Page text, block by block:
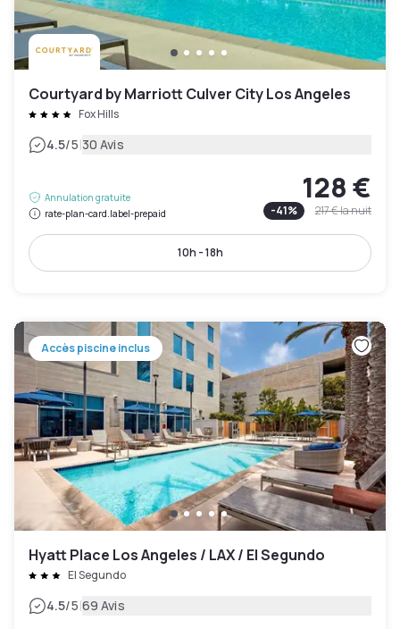
Courtyard by Marriott Culver City Los Angeles
Fox Hills
4.5/5|30 Avis
Annulation gratuite
rate-plan-card.label-prepaid
128 €
-41% 217 €la nuit
10h - 18h
Accès piscine inclus
Hyatt Place Los Angeles / LAX / El Segundo
El Segundo
4.5/5|69 Avis